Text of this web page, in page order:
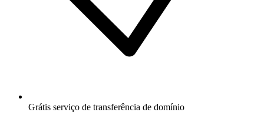
Grátis serviço de transferência de domínio